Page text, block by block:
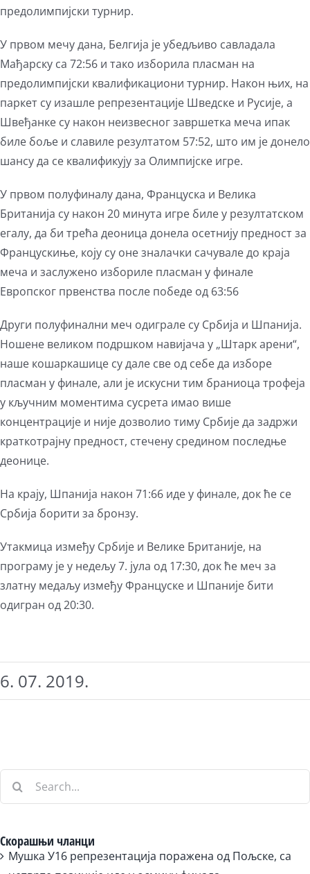
предолимпијски турнир.
У првом мечу дана, Белгија је убедљиво савладала
Мађарску са 72:56 и тако изборила пласман на
предолимпијски квалификациони турнир. Након њих, на
паркет су изашле репрезентације Шведске и Русије, а
Швеђанке су након неизвесног завршетка меча ипак
биле боље и славиле резултатом 57:52, што им је донело
шансу да се квалификују за Олимпијске игре.
У првом полуфиналу дана, Француска и Велика
Британија су након 20 минута игре биле у резултатском
егалу, да би трећа деоница донела осетнију предност за
Францускиње, коју су оне зналачки сачувале до краја
меча и заслужено избориле пласман у финале
Европског првенства после победе од 63:56
Други полуфинални меч одиграле су Србија и Шпанија.
Ношене великом подршком навијача у „Штарк арени“,
наше кошаркашице су дале све од себе да изборе
пласман у финале, али је искусни тим браниоца трофеја
у кључним моментима сусрета имао више
концентрације и није дозволио тиму Србије да задржи
краткотрајну предност, стечену средином последње
деонице.
На крају, Шпанија након 71:66 иде у финале, док ће се
Србија борити за бронзу.
Утакмица између Србије и Велике Британије, на
програму је у недељу 7. јула од 17:30, док ће меч за
златну медаљу између Француске и Шпаније бити
одигран од 20:30.
6. 07. 2019.
Search
Скорашњи чланци
Мушка У16 репрезентација поражена од Пољске, са